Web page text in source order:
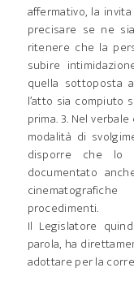
affermativo, la
precisare se ne
ritenere che la
subire
quella sottoposta
l’atto sia compiuto
prima. 3. Nel
modalità di
disporre che lo
documentato
procedimenti.
Il Legislatore
parola, ha
adottare per la